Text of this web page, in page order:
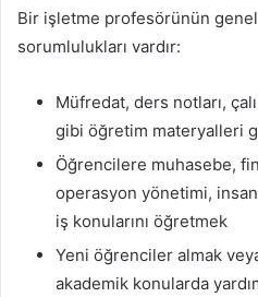
Bir işletme profesörünün
sorumlulukları vardır:
Müfredat, ders notları,
gibi öğretim materyalleri
Öğrencilere muhasebe,
operasyon yönetimi,
iş konularını öğretmek
Yeni öğrenciler almak
akademik konularda